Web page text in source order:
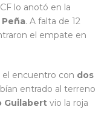
lo anotó en la
. A falta de 12
el empate en
el encuentro con dos
entrado al terreno
Guilabert vio la roja